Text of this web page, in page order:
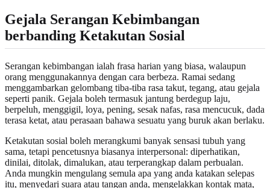
Gejala Serangan Kebimbangan
berbanding Ketakutan Sosial
Serangan kebimbangan ialah frasa harian yang biasa, walaupun
orang menggunakannya dengan cara berbeza. Ramai sedang
menggambarkan gelombang tiba-tiba rasa takut, tegang, atau gejala
seperti panik. Gejala boleh termasuk jantung berdegup laju,
berpeluh, menggigil, loya, pening, sesak nafas, rasa mencucuk, dada
terasa ketat, atau perasaan bahawa sesuatu yang buruk akan berlaku.
Ketakutan sosial boleh merangkumi banyak sensasi tubuh yang
sama, tetapi pencetusnya biasanya interpersonal: diperhatikan,
dinilai, ditolak, dimalukan, atau terperangkap dalam perbualan.
Anda mungkin mengulang semula apa yang anda katakan selepas
itu, menyedari suara atau tangan anda, mengelakkan kontak mata,